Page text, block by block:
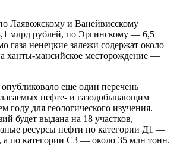
Лаявожскому и Ванейвисскому
млрд рублей, по Эргинскому — 6,5
газа ненецкие залежи содержат около
ханты-мансийское месторождение —
еще один перечень
нефте- и газодобывающим
году для геологического изучения.
будет выдана на 18 участков,
ресурсы нефти по категории Д1 —
а по категории C3 — около 35 млн тонн.